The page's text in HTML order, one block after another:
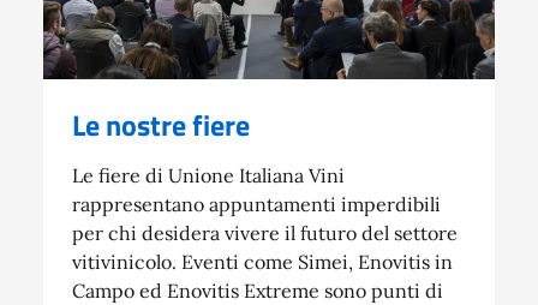
Le nostre fiere
Le fiere di Unione Italiana Vini
rappresentano appuntamenti imperdibili
per chi desidera vivere il futuro del settore
vitivinicolo. Eventi come Simei, Enovitis in
Campo ed Enovitis Extreme sono punti di